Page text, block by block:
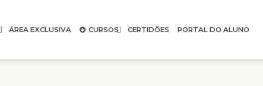
ÁREA EXCLUSIVA CURSOS CERTIDÕES PORTAL DO ALUNO